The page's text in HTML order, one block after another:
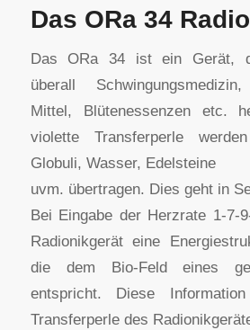
Das ORa 34
Das ORa 34 ist ein Gerät,
überall
Mittel, Blütenessenzen etc.
violette Transferperle
Globuli, Wasser, Edelsteine
uvm. übertragen. Dies geht in
Bei Eingabe der Herzrate 1-7-
Radionikgerät eine
die dem Bio-Feld eines
entspricht. Diese
Transferperle des